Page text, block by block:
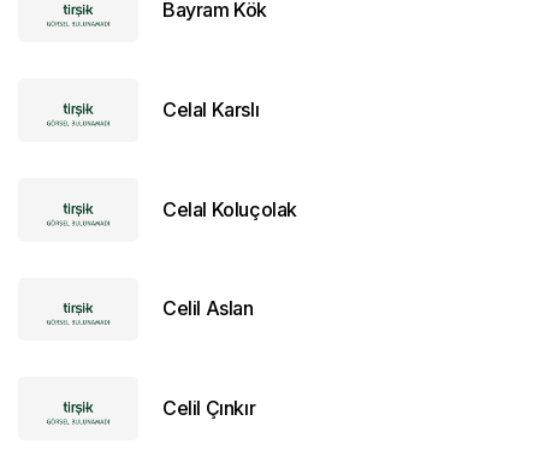
Bayram Kök
Celal Karslı
Celal Koluçolak
Celil Aslan
Celil Çınkır